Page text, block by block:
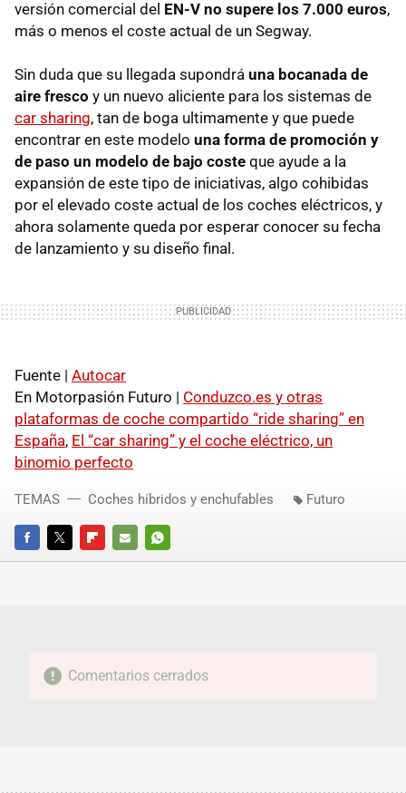
versión comercial del EN-V no supere los 7.000 euros,
más o menos el coste actual de un Segway.
Sin duda que su llegada supondrá una bocanada de
aire fresco y un nuevo aliciente para los sistemas de
car sharing, tan de boga ultimamente y que puede
encontrar en este modelo una forma de promoción y
de paso un modelo de bajo coste que ayude a la
expansión de este tipo de iniciativas, algo cohibidas
por el elevado coste actual de los coches eléctricos, y
ahora solamente queda por esperar conocer su fecha
de lanzamiento y su diseño final.
Fuente | Autocar
En Motorpasión Futuro | Conduzco.es y otras
plataformas de coche compartido “ride sharing” en
España, El “car sharing” y el coche eléctrico, un
binomio perfecto
FACEBOOKTWITTERFLIPBOARD
E-
WHATSAPP
TEMAS Coches híbridos y enchufables Futuro
Comentarios cerrados